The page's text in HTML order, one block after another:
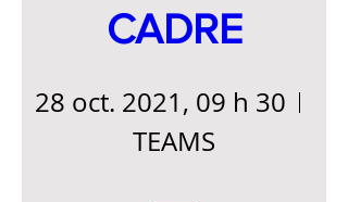
CADRE
28 oct. 2021, 09 h 30
TEAMS